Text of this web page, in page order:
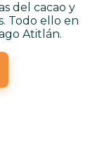
del cacao y
Todo ello en
Atitlán.